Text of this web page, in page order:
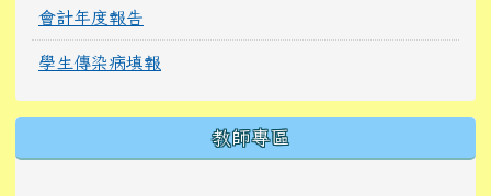
會計年度報告
學生傳染病填報
教師專區